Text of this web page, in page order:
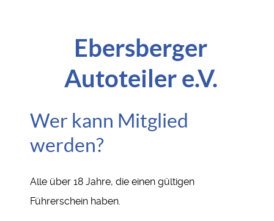
Ebersberger
Autoteiler e.V.
Wer kann Mitglied
werden?
Alle über 18 Jahre, die einen gültigen
Führerschein haben.